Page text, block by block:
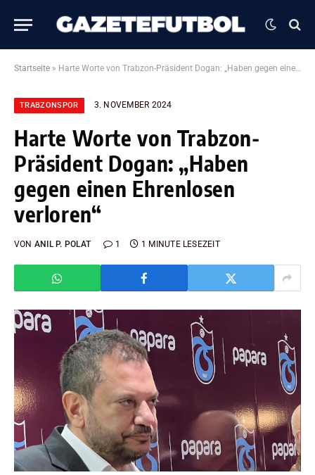
Startseite » Harte Worte von Trabzon-Präsident Dogan: „Haben gegen einen Ehrenlosen verloren“
TRABZONSPOR 3. NOVEMBER 2024
Harte Worte von Trabzon-
Präsident Dogan: „Haben
gegen einen Ehrenlosen
verloren“
VON ANIL P. POLAT 1 1 MINUTE LESEZEIT